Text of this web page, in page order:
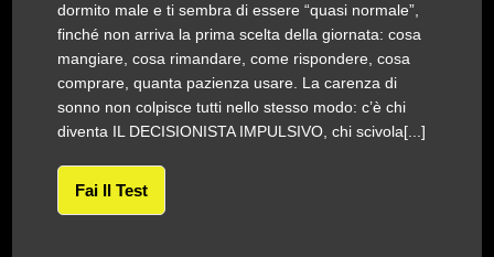
dormito male e ti sembra di essere “quasi normale”,
finché non arriva la prima scelta della giornata: cosa
mangiare, cosa rimandare, come rispondere, cosa
comprare, quanta pazienza usare. La carenza di
sonno non colpisce tutti nello stesso modo: c’è chi
diventa IL DECISIONISTA IMPULSIVO, chi scivola[...]
Fai Il Test